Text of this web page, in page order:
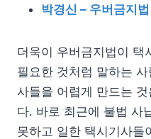
박경신 – 우버금지
더욱이 우버금지법이 택
필요한 것처럼 말하는
사들을 어렵게 만드는
다. 바로 최근에 불법 사
못하고 일한 택시기사들